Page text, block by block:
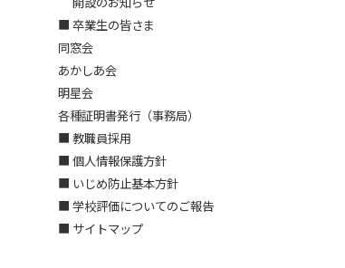
■ 卒業生の皆さま
同窓会
あかしあ会
明星会
各種証明書発行（事務局）
■ 教職員採用
■ 個人情報保護方針
■ いじめ防止基本方針
■ 学校評価についてのご報告
■ サイトマップ